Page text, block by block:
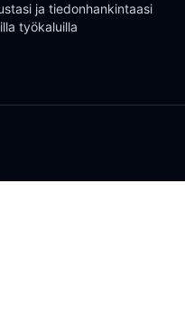
ja tiedonhankintaasi
työkaluilla